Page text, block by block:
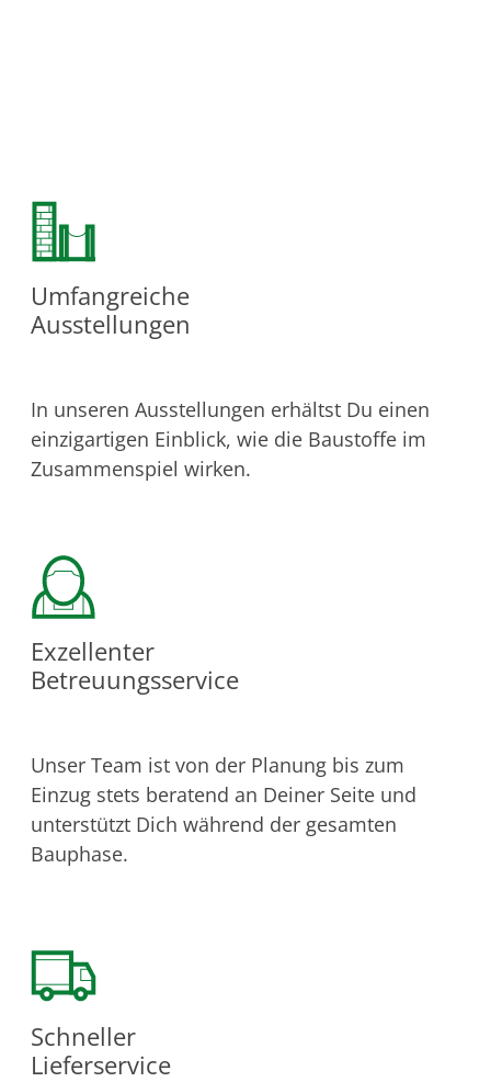
Umfangreiche
Ausstellungen
In unseren Ausstellungen erhältst Du einen
einzigartigen Einblick, wie die Baustoffe im
Zusammenspiel wirken.
Exzellenter
Betreuungsservice
Unser Team ist von der Planung bis zum
Einzug stets beratend an Deiner Seite und
unterstützt Dich während der gesamten
Bauphase.
Schneller
Lieferservice